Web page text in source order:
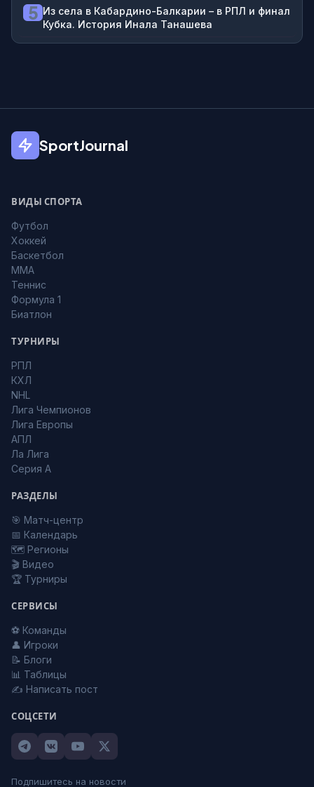
5 Из села в Кабардино-Балкарии – в РПЛ и финал
Кубка. История Инала Танашева
SportJournal
ВИДЫ СПОРТА
Футбол
Хоккей
Баскетбол
MMA
Теннис
Формула 1
Биатлон
ТУРНИРЫ
РПЛ
КХЛ
NHL
Лига Чемпионов
Лига Европы
АПЛ
Ла Лига
Серия А
РАЗДЕЛЫ
🎯 Матч-центр
📅 Календарь
🗺️ Регионы
🎬 Видео
🏆 Турниры
СЕРВИСЫ
⚽ Команды
👤 Игроки
📝 Блоги
📊 Таблицы
✍️ Написать пост
СОЦСЕТИ
Подпишитесь на новости